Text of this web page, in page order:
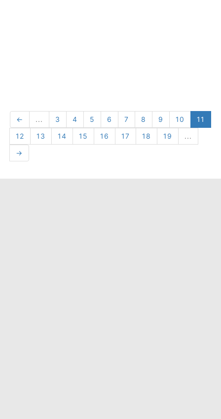
← ... 3 4 5 6 7 8 9 10
11
12
13 14 15 16 17 18 19
...
→